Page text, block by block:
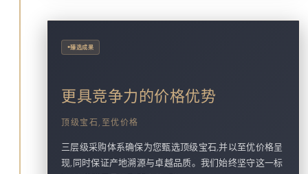
•臻选成果
更具竞争力的价格优势
顶级宝石,至优价格
三层级采购体系确保为您甄选顶级宝石,并以至优价格呈
现,同时保证产地溯源与卓越品质。我们始终坚守这一标